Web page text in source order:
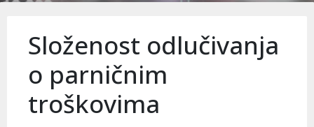
Složenost odlučivanja
o parničnim
troškovima